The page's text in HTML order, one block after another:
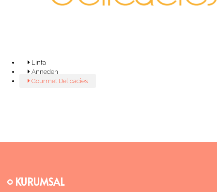
Linfa
Anneden
Gourmet Delicacies
KURUMSAL